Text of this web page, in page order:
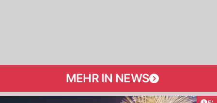
MEHR IN NEWS